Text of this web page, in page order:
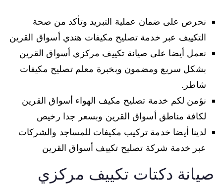
نحرص على ضمان عملية التبريد وتأكد من صحة
التكييف عبر خدمة تصليح مكيفات هندي أسواق القرين
نعمل أيضا على صيانة تكييف مركزي أسواق القرين
بشكل سريع ومضمون وبخبرة معلم تصليح مكيفات
شاطر.
نؤمن لكم خدمة تصليح مكيف الهواء أسواق القرين
لكافة مناطق أسواق القرين وبسعر جدا رخيص
لدينا أيضا خدمة تركيب مكيفات للمساجد والشركات
عبر خدمة شركة تصليح تكييف أسواق القرين
صيانة دكتات تكييف مركزي